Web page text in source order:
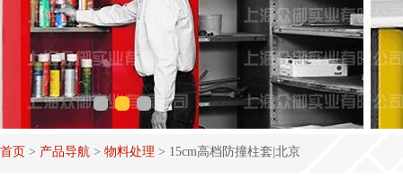
首页 > 产品导航 > 物料处理 > 15cm高档防撞柱套|北京